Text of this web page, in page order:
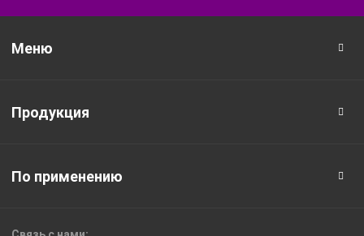
Меню
Продукция
По применению